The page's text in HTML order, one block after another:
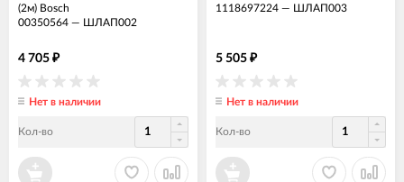
(2м) Bosch
00350564 — ШЛАП002
4 705 ₽
Нет в наличии
Кол-во
1118697224 — ШЛАП003
5 505 ₽
Нет в наличии
Кол-во